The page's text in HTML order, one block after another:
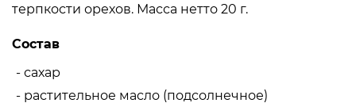
терпкости орехов. Масса нетто 20 г.
Состав
- сахар
- растительное масло (подсолнечное)